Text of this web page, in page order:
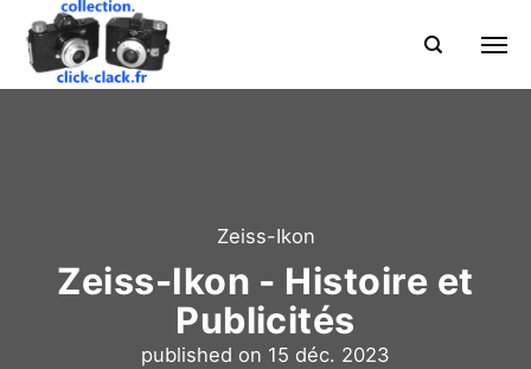
Zeiss-Ikon
Zeiss-Ikon - Histoire et
Publicités
published on 15 déc. 2023